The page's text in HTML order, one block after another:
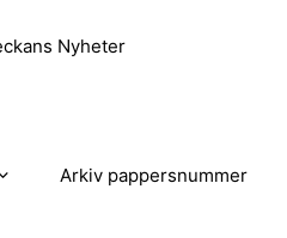
Nyheter
Arkiv pappersnummer